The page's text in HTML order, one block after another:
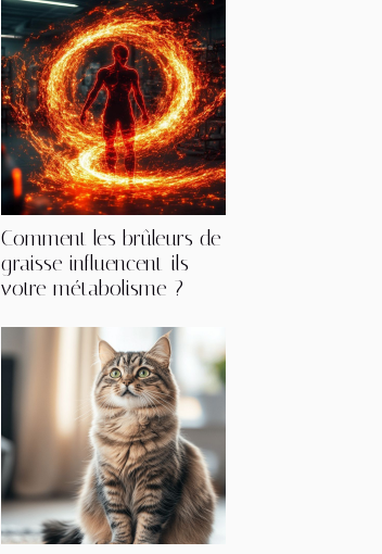
Comment les brûleurs de
graisse influencent-ils
votre métabolisme ?